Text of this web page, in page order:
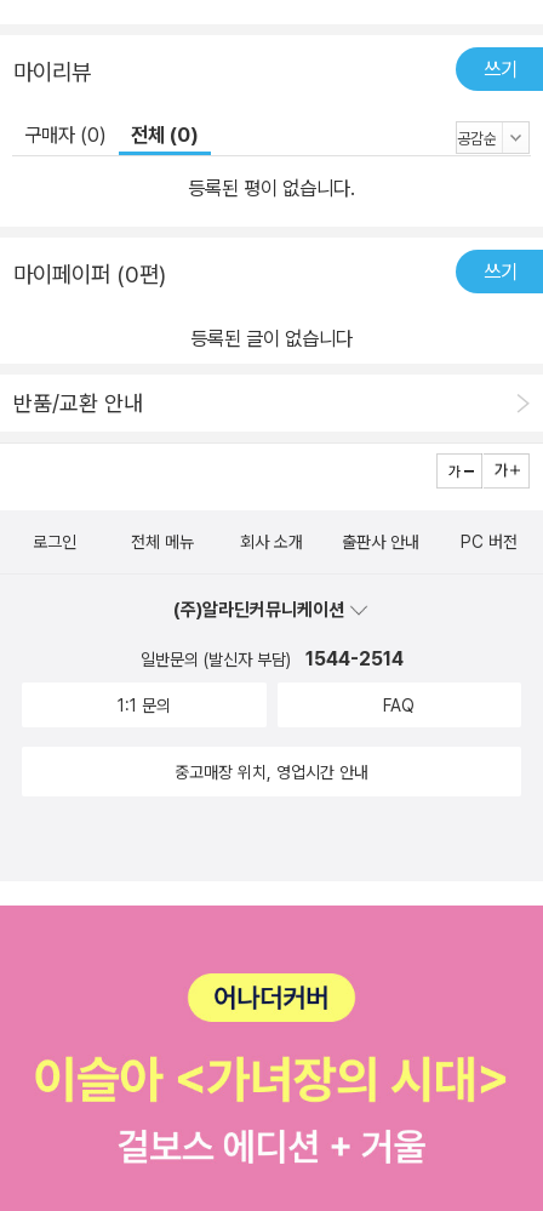
마이리뷰 쓰기
구매자 (0) 전체 (0)
등록된 평이 없습니다.
마이페이퍼 (0편) 쓰기
등록된 글이 없습니다
반품/교환 안내
로그인 전체 메뉴 회사 소개 출판사 안내 PC 버전
(주)알라딘커뮤니케이션
일반문의 (발신자 부담) 1544-2514
1:1 문의 FAQ
중고매장 위치, 영업시간 안내